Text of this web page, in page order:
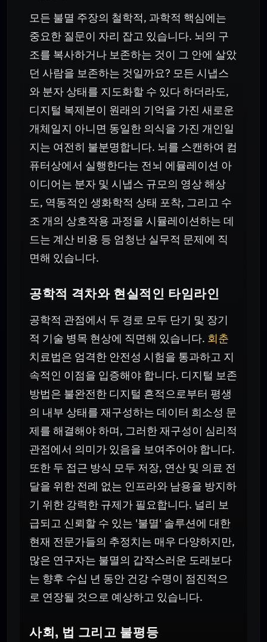
모든 불멸 주장의 철학적, 과학적 핵심에는
중요한 질문이 자리 잡고 있습니다. 뇌의 구
조를 복사하거나 보존하는 것이 그 안에 살았
던 사람을 보존하는 것일까요? 모든 시냅스
와 분자 상태를 지도화할 수 있다 하더라도,
디지털 복제본이 원래의 기억을 가진 새로운
개체일지 아니면 동일한 의식을 가진 개인일
지는 여전히 불분명합니다. 뇌를 스캔하여 컴
퓨터상에서 실행한다는 전뇌 에뮬레이션 아
이디어는 분자 및 시냅스 규모의 영상 해상
도, 역동적인 생화학적 상태 포착, 그리고 수
조 개의 상호작용 과정을 시뮬레이션하는 데
드는 계산 비용 등 엄청난 실무적 문제에 직
면해 있습니다.
공학적 격차와 현실적인 타임라인
공학적 관점에서 두 경로 모두 단기 및 장기
적 기술 병목 현상에 직면해 있습니다. 회춘
치료법은 엄격한 안전성 시험을 통과하고 지
속적인 이점을 입증해야 합니다. 디지털 보존
방법은 불완전한 디지털 흔적으로부터 평생
의 내부 상태를 재구성하는 데이터 희소성 문
제를 해결해야 하며, 그러한 재구성이 심리적
관점에서 의미가 있음을 보여주어야 합니다.
또한 두 접근 방식 모두 저장, 연산 및 의료 전
달을 위한 전례 없는 인프라와 남용을 방지하
기 위한 강력한 규제가 필요합니다. 널리 보
급되고 신뢰할 수 있는 '불멸' 솔루션에 대한
현재 전문가들의 추정치는 매우 다양하지만,
많은 연구자는 불멸의 갑작스러운 도래보다
는 향후 수십 년 동안 건강 수명이 점진적으
로 연장될 것으로 예상하고 있습니다.
사회, 법 그리고 불평등